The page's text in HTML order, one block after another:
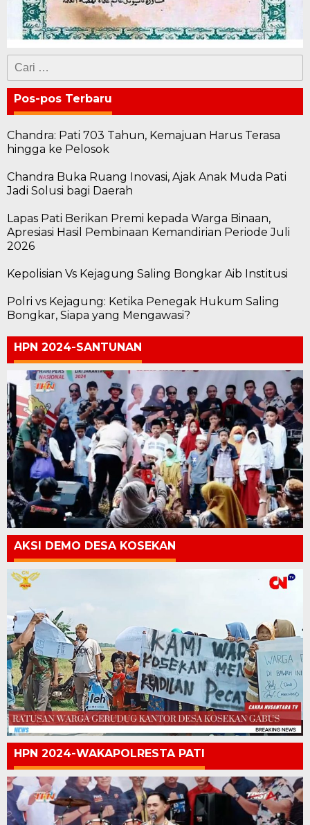
Cari
untuk:
Pos-pos Terbaru
Chandra: Pati 703 Tahun, Kemajuan Harus Terasa
hingga ke Pelosok
Chandra Buka Ruang Inovasi, Ajak Anak Muda Pati
Jadi Solusi bagi Daerah
Lapas Pati Berikan Premi kepada Warga Binaan,
Apresiasi Hasil Pembinaan Kemandirian Periode Juli
2026
Kepolisian Vs Kejagung Saling Bongkar Aib Institusi
Polri vs Kejagung: Ketika Penegak Hukum Saling
Bongkar, Siapa yang Mengawasi?
HPN 2024-SANTUNAN
AKSI DEMO DESA KOSEKAN
HPN 2024-WAKAPOLRESTA PATI